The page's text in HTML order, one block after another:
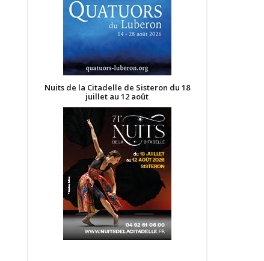
Nuits de la Citadelle de Sisteron du 18
juillet au 12 août